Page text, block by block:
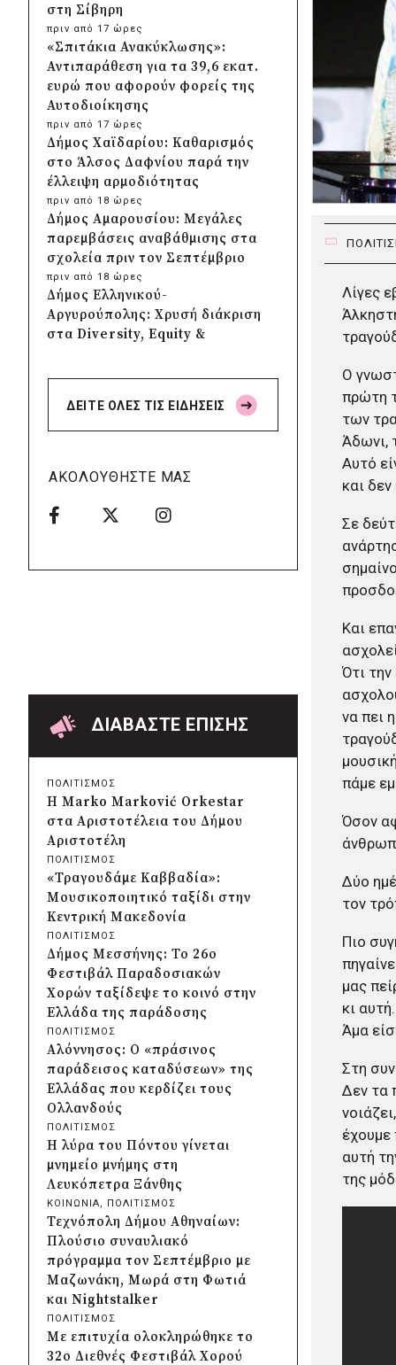
Λίγες
Ο
πρώτη
των
Άδωνι,
Αυτό
και
Σε
Και
Ότι
να πει
πάμε
Όσον
Δύο
τον
Πιο
μας
κι
Άμα
Στη
Δεν τα
έχουμε
αυτή
της
στη Σίβηρη
πριν από 17 ώρες
«Σπιτάκια Ανακύκλωσης»:
Αντιπαράθεση για τα 39,6 εκατ.
ευρώ που αφορούν φορείς της
Αυτοδιοίκησης
πριν από 17 ώρες
Δήμος Χαϊδαρίου: Καθαρισμός
στο Άλσος Δαφνίου παρά την
έλλειψη αρμοδιότητας
πριν από 18 ώρες
Δήμος Αμαρουσίου: Μεγάλες
παρεμβάσεις αναβάθμισης στα
σχολεία πριν τον Σεπτέμβριο
πριν από 18 ώρες
Δήμος Ελληνικού-
Αργυρούπολης: Χρυσή διάκριση
στα Diversity, Equity &
240 αντικείμενα
απομακρύνθηκαν από
Δήμος Θεσσαλονίκης: Έρευνα
για πιθανή δολιοφθορά σε δύο
ξεραμένα δέντρα στην οδό
Συμβάσεις 645.000 ευρώ για τη
φροντίδα των αδέσποτων
ζώων
πριν από 2 μέρες
ιατροτεχνολογικός εξοπλισμός
και αναβάθμιση του ΚΕΦΙΑΠ
Καρδίτσας
πριν από 2 μέρες
Δήμος Αθηναίων: 651 δημότες
συμμετείχαν στις δράσεις
διατροφικής υποστήριξης
πριν από 2 μέρες
Συνεργασία Περιφέρειας
Κρήτης με Πανεπιστήμιο
Κρήτης και ΙΤΕ για φοιτητικές
εστίες και υποδομές
πριν από 2 μέρες
Δήμος Μετεώρων:
Ολοκληρώθηκε το νέο τοιχείο
αντιστήριξης στην είσοδο του
Σκεπαρίου
πριν από 2 μέρες
Δήμος Καισαριανής: Καταδίκη
για την απόπειρα
μπλοκαρίσματος φιλικού
αγώνα στο «Μ.
Κρητικόπουλος»
πριν από 2 μέρες
Δήμος Πειραιά: Νέες
ασφαλτοστρώσεις σε Α΄ και Β΄
Δημοτική Κοινότητα με
πρόγραμμα 2 εκατ. ευρώ
πριν από 2 μέρες
Η Marko Marković Orkestar
ΔΕΙΤΕ ΟΛΕΣ ΤΙΣ ΕΙΔΗΣΕΙΣ
ΑΚΟΛΟΥΘΗΣΤΕ ΜΑΣ
ΔΙΑΒΑΣΤΕ ΕΠΙΣΗΣ
ΠΟΛΙΤΙΣΜΟΣ
Η Marko Marković Orkestar
στα Αριστοτέλεια του Δήμου
Αριστοτέλη
ΠΟΛΙΤΙΣΜΟΣ
«Τραγουδάμε Καββαδία»:
Μουσικοποιητικό ταξίδι στην
Κεντρική Μακεδονία
ΠΟΛΙΤΙΣΜΟΣ
Δήμος Μεσσήνης: Το 26ο
Φεστιβάλ Παραδοσιακών
Χορών ταξίδεψε το κοινό στην
Ελλάδα της παράδοσης
ΠΟΛΙΤΙΣΜΟΣ
Αλόννησος: Ο «πράσινος
παράδεισος καταδύσεων» της
Ελλάδας που κερδίζει τους
Ολλανδούς
ΠΟΛΙΤΙΣΜΟΣ
Η λύρα του Πόντου γίνεται
μνημείο μνήμης στη
Λευκόπετρα Ξάνθης
ΚΟΙΝΩΝΙΑ, ΠΟΛΙΤΙΣΜΟΣ
Τεχνόπολη Δήμου Αθηναίων:
Πλούσιο συναυλιακό
πρόγραμμα τον Σεπτέμβριο με
Μαζωνάκη, Μωρά στη Φωτιά
και Nightstalker
ΠΟΛΙΤΙΣΜΟΣ
Με επιτυχία ολοκληρώθηκε το
32ο Διεθνές Φεστιβάλ Χορού